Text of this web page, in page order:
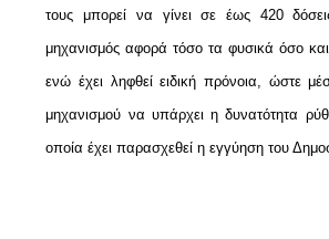
τους μπορεί να γίνει σε έως 420
μηχανισμός αφορά τόσο τα φυσικά όσο
ενώ έχει ληφθεί ειδική πρόνοια, ώστε
μηχανισμού να υπάρχει η δυνατότητα
οποία έχει παρασχεθεί η εγγύηση του